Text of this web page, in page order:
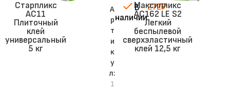
Старпликс
AC11
Плиточный
клей
универсальный
5 кг
А
р
т
и
к
у
л:
1
В
наличии
272₽
Максипликс
АС162 LE S2
Легкий
беспылевой
сверхэластичный
клей 12,5 кг